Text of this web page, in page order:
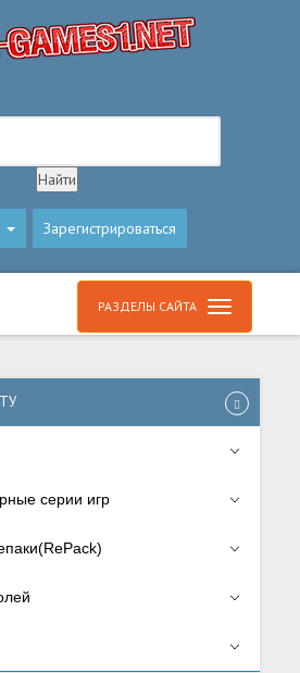
Зарегистрироваться
РАЗДЕЛЫ САЙТА
серии игр